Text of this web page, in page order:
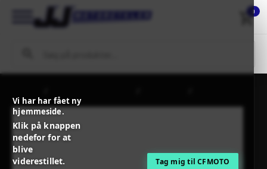
Vi har har fået ny
hjemmeside.
Klik på knappen
nedefor for at
blive
viderestillet.
Tag mig til CFMOTO
0
KT KTM/HUSQ 450